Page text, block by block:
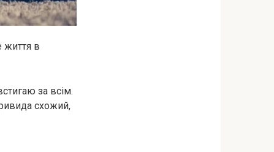
життя в
за всім.
схожий,